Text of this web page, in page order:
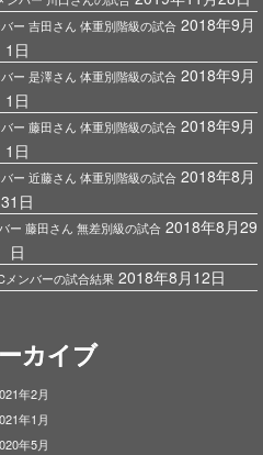
ー 吉田さん 体重別階級の試合 2018年9月
1日
ー 是澤さん 体重別階級の試合 2018年9月
1日
ー 藤田さん 体重別階級の試合 2018年9月
1日
ー 近藤さん 体重別階級の試合 2018年8月
31日
ー 藤田さん 無差別級の試合 2018年8月29
日
メンバーの試合結果 2018年8月12日
カイブ
年2月
年1月
年5月